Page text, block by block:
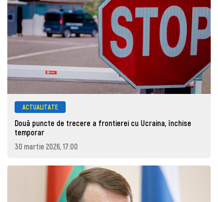
ACTUALITATE
Două puncte de trecere a frontierei cu Ucraina, închise
temporar
30 martie 2026, 17:00